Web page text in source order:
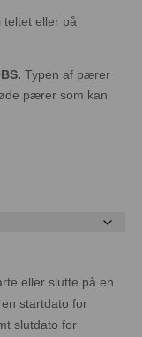
eller på
Typen af pærer
pærer som kan
eller slutte på en
startdato for
slutdato for